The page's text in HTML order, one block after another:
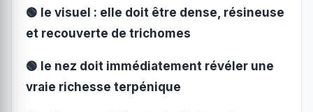
🟢 le visuel : elle doit être dense, résineuse
et recouverte de trichomes
🟢 le nez doit immédiatement révéler une
vraie richesse terpénique